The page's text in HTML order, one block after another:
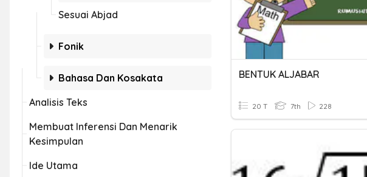
Sesuai Abjad
Fonik
Bahasa Dan Kosakata
Analisis Teks
Membuat Inferensi Dan Menarik
Kesimpulan
Ide Utama
BENTUK ALJABAR
20 T 7th 228